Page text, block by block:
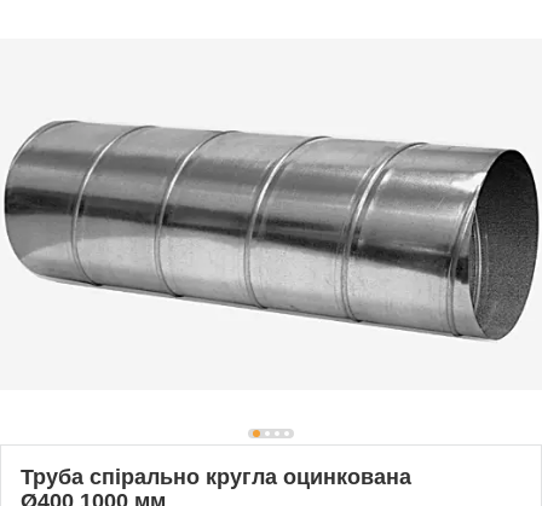
Труба спірально кругла оцинкована
Ø400 1000 мм